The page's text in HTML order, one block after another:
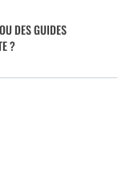
DES GUIDES
?